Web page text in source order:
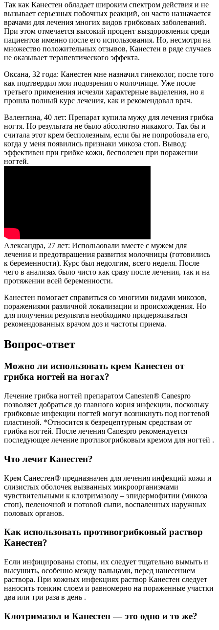
Так как Канестен обладает широким спектром действия и не
вызывает серьезных побочных реакций, он часто назначается
врачами для лечения многих видов грибковых заболеваний.
При этом отмечается высокий процент выздоровления среди
пациентов именно после его использования. Но, несмотря на
множество положительных отзывов, Канестен в ряде случаев
не оказывает терапевтического эффекта.
Оксана, 32 года: Канестен мне назначил гинеколог, после того
как подтвердил мои подозрения о молочнице. Уже после
третьего применения исчезли характерные выделения, но я
прошла полный курс лечения, как и рекомендовал врач.
Валентина, 40 лет: Препарат купила мужу для лечения грибка
ногтя. Но результата не было абсолютно никакого. Так бы и
считала этот крем бесполезным, если бы не попробовала его,
когда у меня появились признаки микоза стоп. Вывод:
эффективен при грибке кожи, бесполезен при поражении
ногтей.
Александра, 27 лет: Использовали вместе с мужем для
лечения и предотвращения развития молочницы (готовились
к беременности). Курс был недолгим, всего неделя. После
чего в анализах было чисто как сразу после лечения, так и на
протяжении всей беременности.
Канестен помогает справиться со многими видами микозов,
поражениями различной локализации и происхождения. Но
для получения результата необходимо придерживаться
рекомендованных врачом доз и частоты приема.
Вопрос-ответ
Можно ли использовать крем Канестен от
грибка ногтей на ногах?
Лечение грибка ногтей препаратом Canesten® Canespro
позволяет добраться до главного корня инфекции, поскольку
грибковые инфекции ногтей могут возникнуть под ногтевой
пластиной. *Относится к безрецептурным средствам от
грибка ногтей. После лечения Canespro рекомендуется
последующее лечение противогрибковым кремом для ногтей .
Что лечит Канестен?
Крем Cанестен® предназначен для лечения инфекций кожи и
слизистых оболочек вызванных микроорганизмами
чувствительными к клотримазолу – эпидермофитии (микозa
стоп), пеленочной и потовой сыпи, воспаленных наружных
половых органов.
Как использовать противогрибковый раствор
Канестен?
Если инфицированы стопы, их следует тщательно вымыть и
высушить, особенно между пальцами, перед нанесением
раствора. При кожных инфекциях раствор Канестен следует
наносить тонким слоем и равномерно на пораженные участки
два или три раза в день .
Клотримазол и Канестен — это одно и то же?